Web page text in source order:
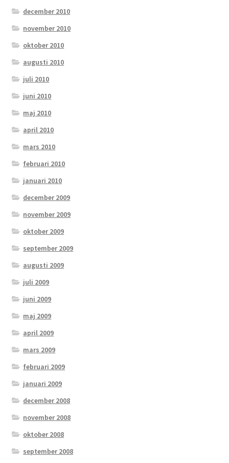
december 2010
november 2010
oktober 2010
augusti 2010
juli 2010
juni 2010
maj 2010
april 2010
mars 2010
februari 2010
januari 2010
december 2009
november 2009
oktober 2009
september 2009
augusti 2009
juli 2009
juni 2009
maj 2009
april 2009
mars 2009
februari 2009
januari 2009
december 2008
november 2008
oktober 2008
september 2008